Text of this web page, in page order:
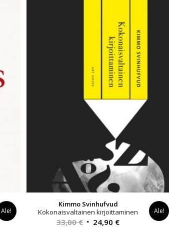
Ale!
Kimmo Svinhufvud
Kokonaisvaltainen kirjoittaminen
33,00€ Alkuperäinen
24,90 €Nykyinen
Ale!